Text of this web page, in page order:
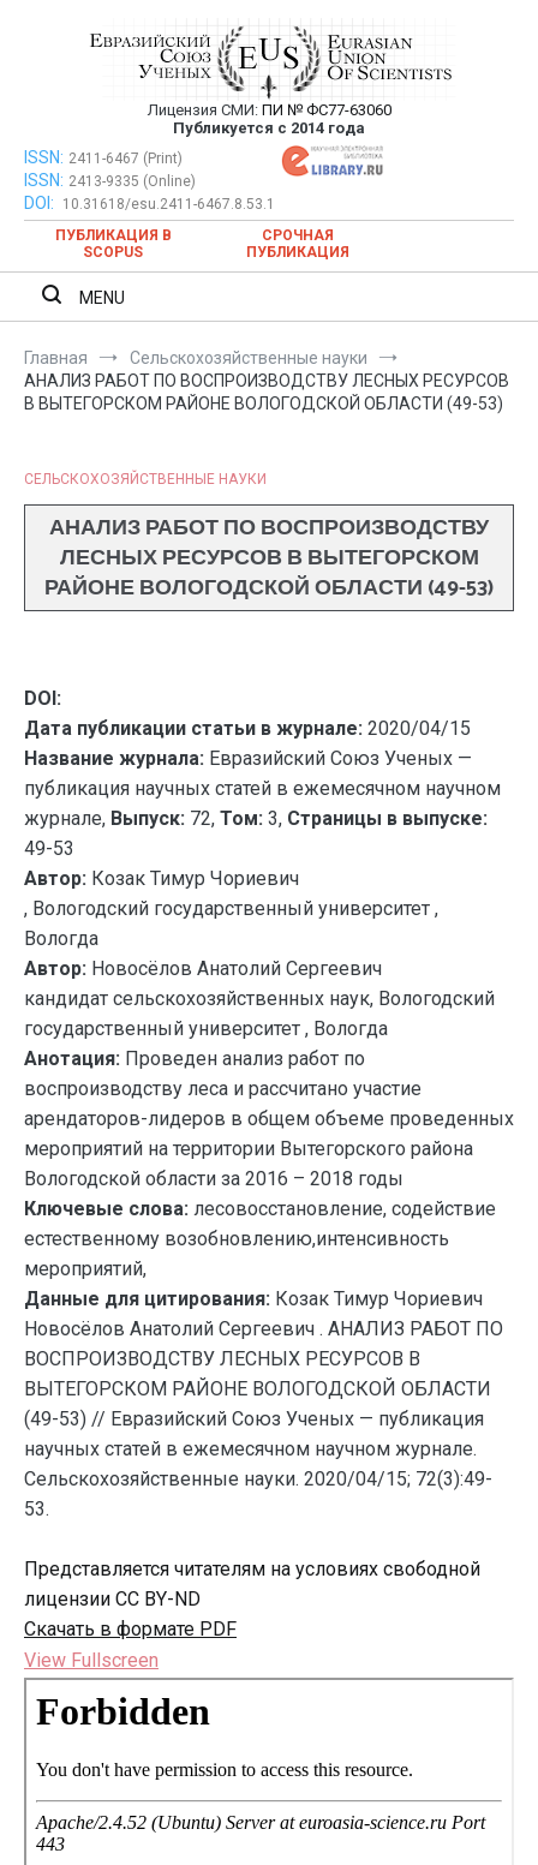
Евразийский Союз Ученых —
публикация научных статей в
ежемесячном научном журнале
Лицензия СМИ: ПИ № ФС77-63060
Публикуется с 2014 года
Евразийский Союз Ученых — публикация научных статей в
ежемесячном научном журнале
ISSN: 2411-6467 (Print)
ISSN: 2413-9335 (Online)
DOI:
10.31618/esu.2411-6467.8.53.1
ПУБЛИКАЦИЯ В
SCOPUS
СРОЧНАЯ
ПУБЛИКАЦИЯ
MENU
Главная
Сельскохозяйственные науки
АНАЛИЗ РАБОТ ПО ВОСПРОИЗВОДСТВУ ЛЕСНЫХ РЕСУРСОВ
В ВЫТЕГОРСКОМ РАЙОНЕ ВОЛОГОДСКОЙ ОБЛАСТИ (49-53)
СЕЛЬСКОХОЗЯЙСТВЕННЫЕ НАУКИ
АНАЛИЗ РАБОТ ПО ВОСПРОИЗВОДСТВУ
ЛЕСНЫХ РЕСУРСОВ В ВЫТЕГОРСКОМ
РАЙОНЕ ВОЛОГОДСКОЙ ОБЛАСТИ (49-53)
DOI:
Дата публикации статьи в журнале: 2020/04/15
Название журнала: Евразийский Союз Ученых —
публикация научных статей в ежемесячном научном
журнале, Выпуск: 72, Том: 3, Страницы в выпуске:
49-53
Автор: Козак Тимур Чориевич
, Вологодский государственный университет ,
Вологда
Автор: Новосёлов Анатолий Сергеевич
кандидат сельскохозяйственных наук, Вологодский
государственный университет , Вологда
Анотация: Проведен анализ работ по
воспроизводству леса и рассчитано участие
арендаторов-лидеров в общем объеме проведенных
мероприятий на территории Вытегорского района
Вологодской области за 2016 – 2018 годы
Ключевые слова: лесовосстановление, содействие
естественному возобновлению,интенсивность
мероприятий,
Данные для цитирования: Козак Тимур Чориевич
Новосёлов Анатолий Сергеевич . АНАЛИЗ РАБОТ ПО
ВОСПРОИЗВОДСТВУ ЛЕСНЫХ РЕСУРСОВ В
ВЫТЕГОРСКОМ РАЙОНЕ ВОЛОГОДСКОЙ ОБЛАСТИ
(49-53) // Евразийский Союз Ученых — публикация
научных статей в ежемесячном научном журнале.
Сельскохозяйственные науки. 2020/04/15; 72(3):49-
53.
Представляется читателям на условиях свободной
лицензии CC BY-ND
Скачать в формате PDF
View Fullscreen
Перейти
содержимому